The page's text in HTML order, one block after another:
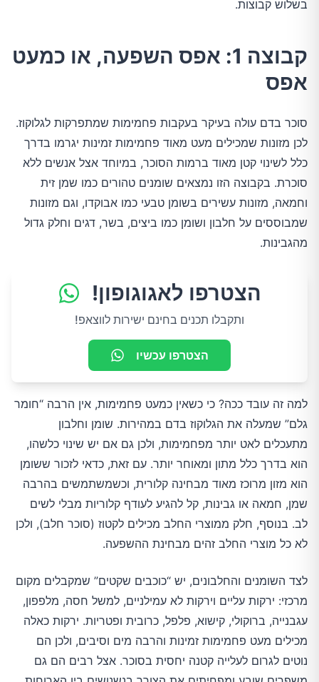
בשלוש קבוצות.
קבוצה 1: אפס השפעה, או כמעט
אפס
סוכר בדם עולה בעיקר בעקבות פחמימות שמתפרקות לגלוקוז.
לכן מזונות שמכילים מעט מאוד פחמימות זמינות יגרמו בדרך
כלל לשינוי קטן מאוד ברמות הסוכר, במיוחד אצל אנשים ללא
סוכרת. בקבוצה הזו נמצאים שומנים טהורים כמו שמן זית
וחמאה, מזונות עשירים בשומן טבעי כמו אבוקדו, וגם מזונות
שמבוססים על חלבון ושומן כמו ביצים, בשר, דגים וחלק גדול
מהגבינות.
הצטרפו לאגוגופון!
ותקבלו תכנים בחינם ישירות לווצאפ!
הצטרפו עכשיו
למה זה עובד ככה? כי כשאין כמעט פחמימות, אין הרבה “חומר
גלם” שמעלה את הגלוקוז בדם במהירות. שומן וחלבון
מתעכלים לאט יותר מפחמימות, ולכן גם אם יש שינוי כלשהו,
הוא בדרך כלל מתון ומאוחר יותר. עם זאת, כדאי לזכור ששומן
הוא מזון מרוכז מאוד מבחינה קלורית, וכשמשתמשים בהרבה
שמן, חמאה או גבינות, קל להגיע לעודף קלוריות מבלי לשים
לב. בנוסף, חלק ממוצרי החלב מכילים לקטוז (סוכר חלב), ולכן
לא כל מוצרי החלב זהים מבחינת ההשפעה.
לצד השומנים והחלבונים, יש “כוכבים שקטים” שמקבלים מקום
מרכזי: ירקות עליים וירקות לא עמילניים, למשל חסה, מלפפון,
עגבנייה, ברוקולי, קישוא, פלפל, כרובית ופטריות. ירקות כאלה
מכילים מעט פחמימות זמינות והרבה מים וסיבים, ולכן הם
נוטים לגרום לעלייה קטנה יחסית בסוכר. אצל רבים הם גם